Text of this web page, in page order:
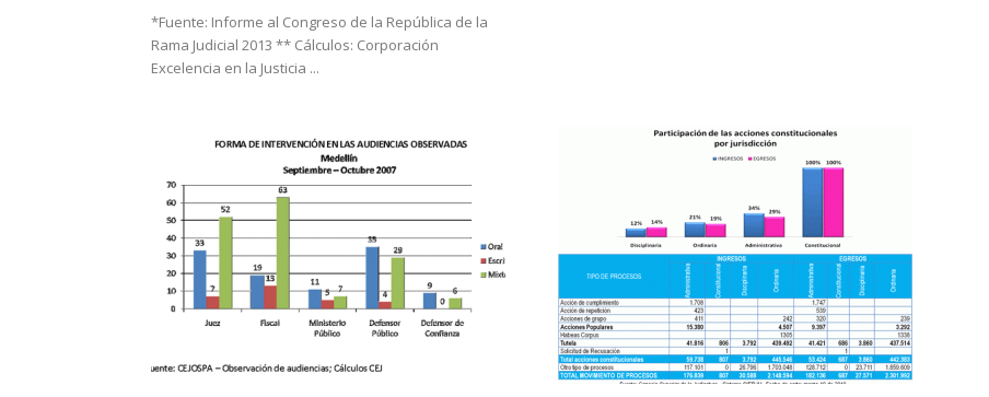
*Fuente: Informe al Congreso de la República de la
Rama Judicial 2013 ** Cálculos: Corporación
Excelencia en la Justicia ...